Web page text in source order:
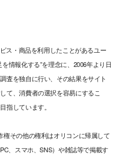
ス・商品を利用したことがあるユー
情報化する”を理念に、2006年より日
査を独自に行い、その結果をサイト
て、消費者の選択を容易にするこ
指しています。
その他の権利はオリコンに帰属して
、スマホ、SNS）や雑誌等で掲載す